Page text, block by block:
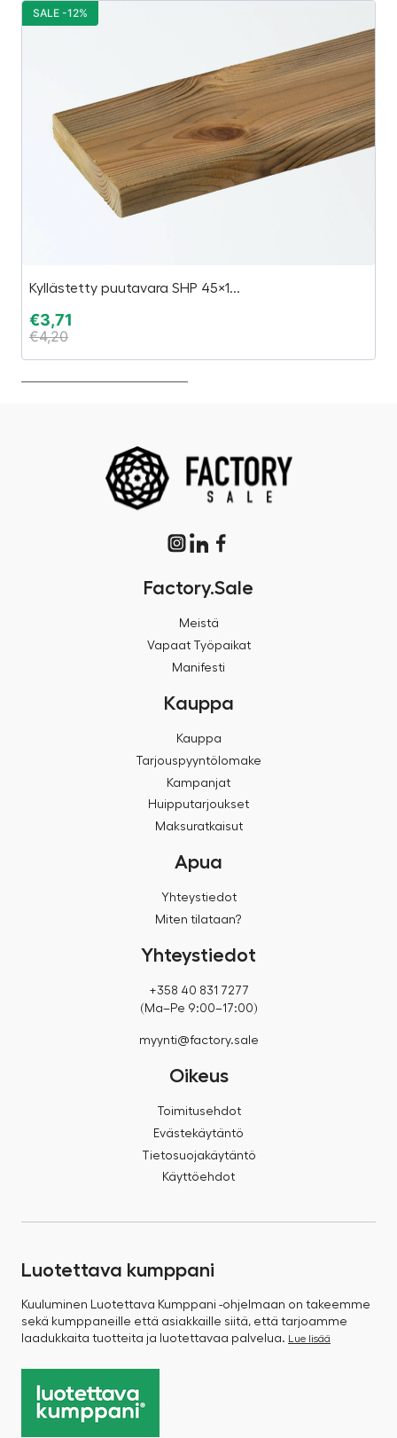
Kyllästetty puutavara SHP 45×1...
€3,71
€4,20
SALE -12%
Factory.Sale
Meistä
Vapaat Työpaikat
Manifesti
Kauppa
Kauppa
Tarjouspyyntölomake
Kampanjat
Huipputarjoukset
Maksuratkaisut
Apua
Yhteystiedot
Miten tilataan?
Yhteystiedot
+358 40 831 7277
(Ma–Pe 9:00–17:00)
myynti@factory.sale
Oikeus
Toimitusehdot
Evästekäytäntö
Tietosuojakäytäntö
Käyttöehdot
Luotettava kumppani
Kuuluminen Luotettava Kumppani -ohjelmaan on takeemme
sekä kumppaneille että asiakkaille siitä, että tarjoamme
laadukkaita tuotteita ja luotettavaa palvelua.
Lue lisää